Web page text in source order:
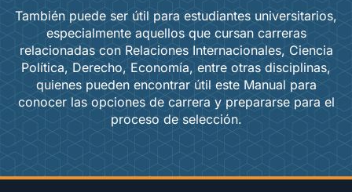
También puede ser útil para estudiantes universitarios,
especialmente aquellos que cursan carreras
relacionadas con Relaciones Internacionales, Ciencia
Política, Derecho, Economía, entre otras disciplinas,
quienes pueden encontrar útil este Manual para
conocer las opciones de carrera y prepararse para el
proceso de selección.